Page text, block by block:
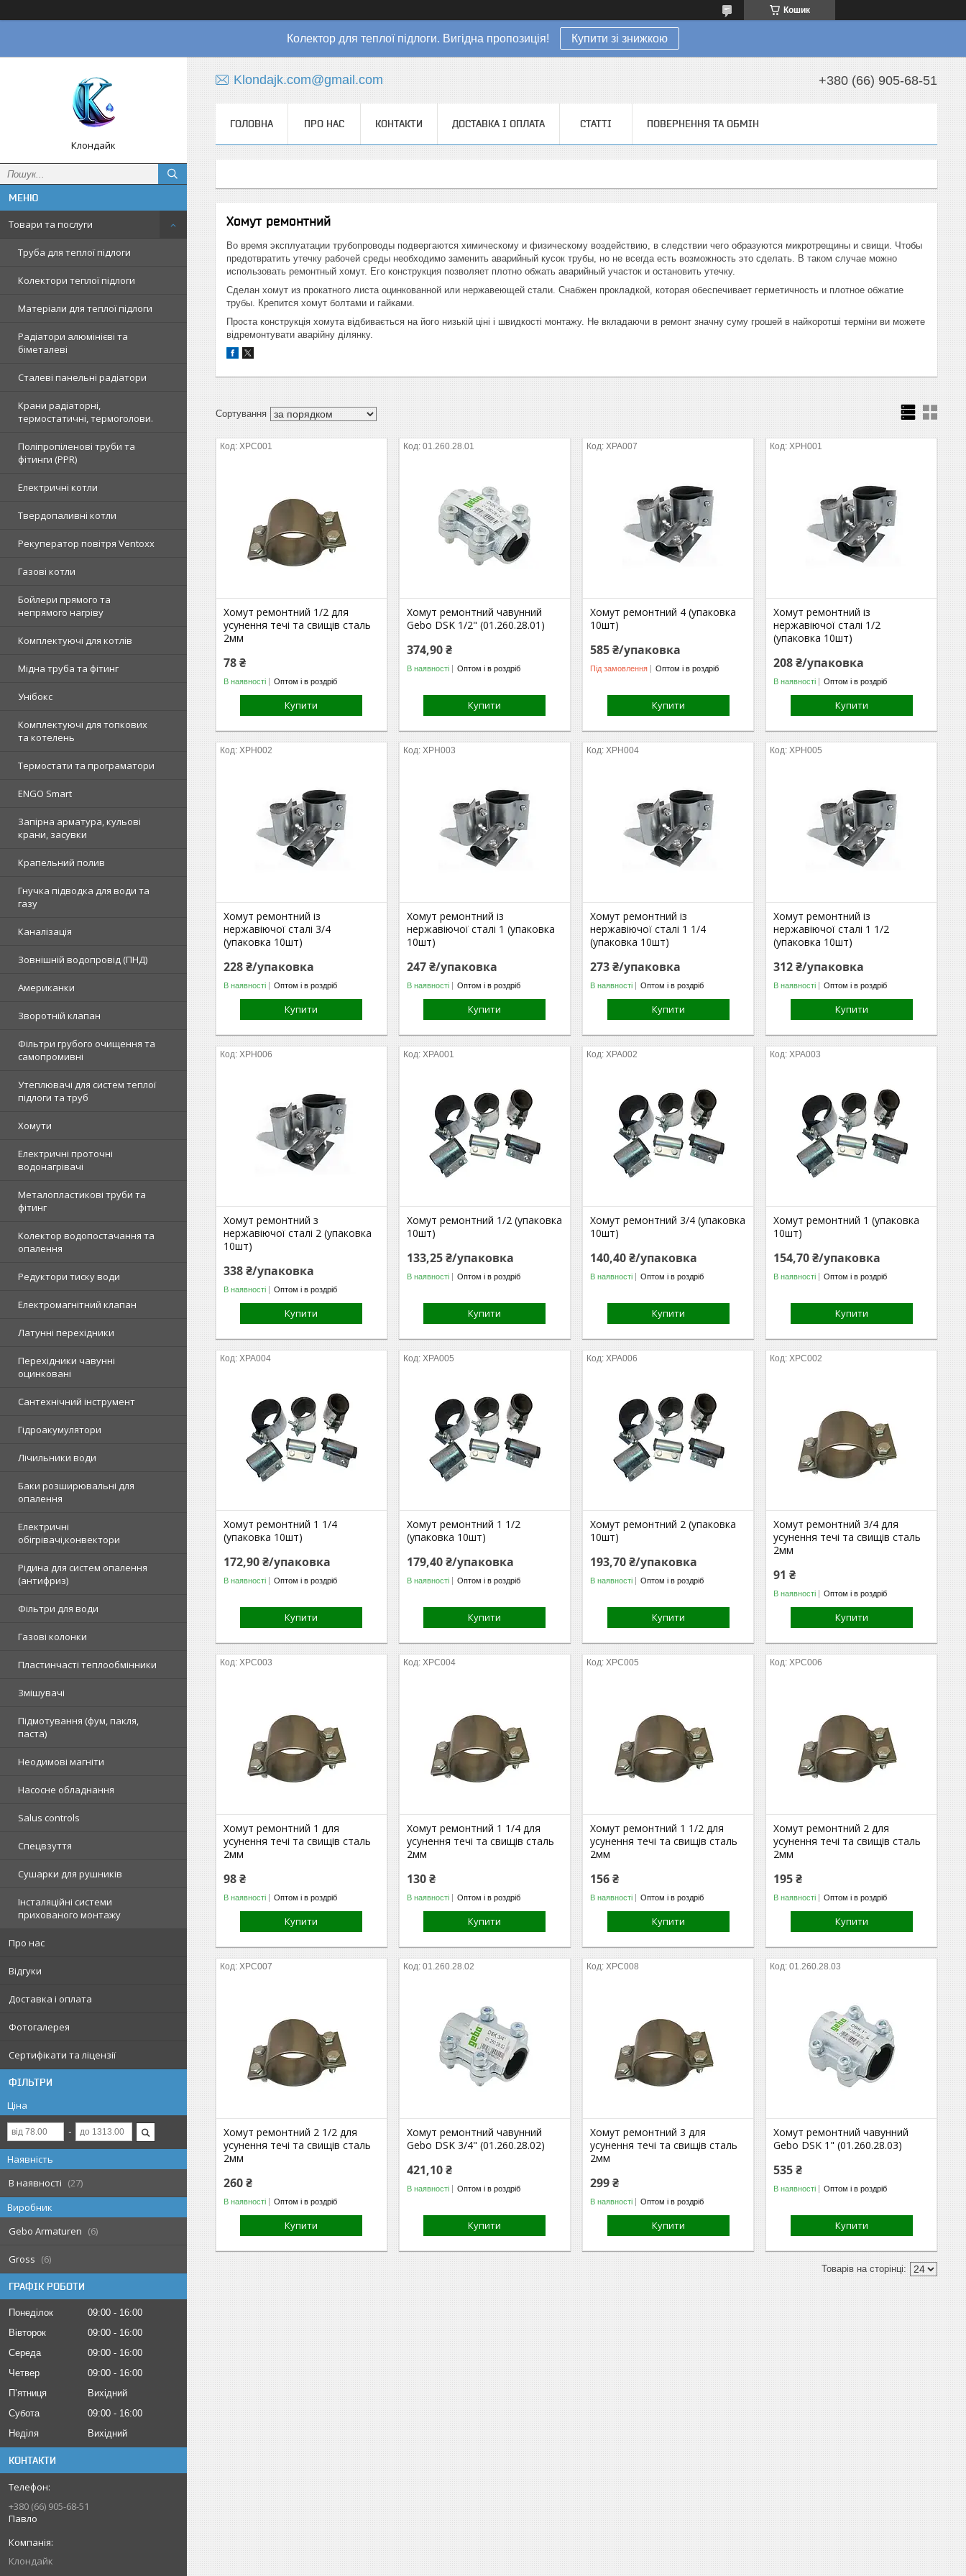
Кошик
Колектор для теплої підлоги. Вигідна пропозиція! Купити зі знижкою
Клондайк
Товари та послуги
Труба для теплої підлоги
Колектори теплої підлоги
Матеріали для теплої підлоги
Радіатори алюмінієві та
біметалеві
Сталеві панельні радіатори
Крани радіаторні,
термостатичні, термоголови.
Поліпропіленові труби та
фітинги (PPR)
Електричні котли
Твердопаливні котли
Рекуператор повітря Ventoxx
Газові котли
Бойлери прямого та
непрямого нагріву
Комплектуючі для котлів
Мідна труба та фітинг
Унібокс
Комплектуючі для топкових
та котелень
Термостати та програматори
ENGO Smart
Запірна арматура, кульові
крани, засувки
Крапельний полив
Гнучка підводка для води та
газу
Каналізація
Зовнішній водопровід (ПНД)
Американки
Зворотній клапан
Фільтри грубого очищення та
самопромивні
Утеплювачі для систем теплої
підлоги та труб
Хомути
Електричні проточні
водонагрівачі
Металопластикові труби та
фітинг
Колектор водопостачання та
опалення
Редуктори тиску води
Електромагнітний клапан
Латунні перехідники
Перехідники чавунні
оцинковані
Сантехнічний інструмент
Гідроакумулятори
Лічильники води
Баки розширювальні для
опалення
Електричні
обігрівачі,конвектори
Рідина для систем опалення
(антифриз)
Фільтри для води
Газові колонки
Пластинчасті теплообмінники
Змішувачі
Підмотування (фум, пакля,
паста)
Неодимові магніти
Насосне обладнання
Salus controls
Спецвзуття
Сушарки для рушників
Інсталяційні системи
прихованого монтажу
Про нас
Відгуки
Доставка і оплата
Фотогалерея
Сертифікати та ліцензії
ФІЛЬТРИ
Ціна
Наявність
В наявності
27
Виробник
Gebo Armaturen
6
Gross 6
ГРАФІК РОБОТИ
Понеділок 09:00
16:00
Вівторок
09:00
16:00
Середа
09:00
16:00
Четвер
09:00
16:00
Пʼятниця
Вихідний
Субота
09:00
16:00
Неділя
Вихідний
КОНТАКТИ
+380 (66) 905-68-51
Павло
Клондайк
Klondajk.com@gmail.com +380 (66) 905-68-51
ГОЛОВНА ПРО НАС КОНТАКТИ ДОСТАВКА І ОПЛАТА СТАТТІ ПОВЕРНЕННЯ ТА ОБМІН
Хомут ремонтний
Во время эксплуатации трубопроводы подвергаются химическому и физическому воздействию, в следствии чего образуются микротрещины и свищи. Чтобы
предотвратить утечку рабочей среды необходимо заменить аварийный кусок трубы, но не всегда есть возможность это сделать. В таком случае можно
использовать ремонтный хомут. Его конструкция позволяет плотно обжать аварийный участок и остановить утечку.
Сделан хомут из прокатного листа оцинкованной или нержавеющей стали. Снабжен прокладкой, которая обеспечивает герметичность и плотное обжатие
трубы. Крепится хомут болтами и гайками.
Проста конструкція хомута відбивається на його низькій ціні і швидкості монтажу. Не вкладаючи в ремонт значну суму грошей в найкоротші терміни ви можете
відремонтувати аварійну ділянку.
ХРС001
Хомут ремонтний 1/2 для
усунення течі та свищів сталь
2мм
78 ₴
В наявності Оптом і в роздріб
Купити
01.260.28.01
Хомут ремонтний чавунний
Gebo DSK 1/2" (01.260.28.01)
374,90 ₴
В наявності Оптом і в роздріб
Купити
ХРА007
Хомут ремонтний 4 (упаковка
10шт)
585 ₴/упаковка
Під замовлення Оптом і в роздріб
Купити
ХРН001
Хомут ремонтний із
нержавіючої сталі 1/2
(упаковка 10шт)
208 ₴/упаковка
В наявності Оптом і в роздріб
Купити
ХРН002
Хомут ремонтний із
нержавіючої сталі 3/4
(упаковка 10шт)
228 ₴/упаковка
В наявності Оптом і в роздріб
Купити
ХРН003
Хомут ремонтний із
нержавіючої сталі 1 (упаковка
10шт)
247 ₴/упаковка
В наявності Оптом і в роздріб
Купити
ХРН004
Хомут ремонтний із
нержавіючої сталі 1 1/4
(упаковка 10шт)
273 ₴/упаковка
В наявності Оптом і в роздріб
Купити
ХРН005
Хомут ремонтний із
нержавіючої сталі 1 1/2
(упаковка 10шт)
312 ₴/упаковка
В наявності Оптом і в роздріб
Купити
ХРН006
Хомут ремонтний з
нержавіючої сталі 2 (упаковка
10шт)
338 ₴/упаковка
В наявності Оптом і в роздріб
Купити
ХРА001
Хомут ремонтний 1/2 (упаковка
10шт)
133,25 ₴/упаковка
В наявності Оптом і в роздріб
Купити
ХРА002
Хомут ремонтний 3/4 (упаковка
10шт)
140,40 ₴/упаковка
В наявності Оптом і в роздріб
Купити
ХРА003
Хомут ремонтний 1 (упаковка
10шт)
154,70 ₴/упаковка
В наявності Оптом і в роздріб
Купити
ХРА004
Хомут ремонтний 1 1/4
(упаковка 10шт)
172,90 ₴/упаковка
В наявності Оптом і в роздріб
Купити
ХРА005
Хомут ремонтний 1 1/2
(упаковка 10шт)
179,40 ₴/упаковка
В наявності Оптом і в роздріб
Купити
ХРА006
Хомут ремонтний 2 (упаковка
10шт)
193,70 ₴/упаковка
В наявності Оптом і в роздріб
Купити
ХРС002
Хомут ремонтний 3/4 для
усунення течі та свищів сталь
2мм
91 ₴
В наявності Оптом і в роздріб
Купити
ХРС003
Хомут ремонтний 1 для
усунення течі та свищів сталь
2мм
98 ₴
В наявності Оптом і в роздріб
Купити
ХРС004
Хомут ремонтний 1 1/4 для
усунення течі та свищів сталь
2мм
130 ₴
В наявності Оптом і в роздріб
Купити
ХРС005
Хомут ремонтний 1 1/2 для
усунення течі та свищів сталь
2мм
156 ₴
В наявності Оптом і в роздріб
Купити
ХРС006
Хомут ремонтний 2 для
усунення течі та свищів сталь
2мм
195 ₴
В наявності Оптом і в роздріб
Купити
ХРС007
Хомут ремонтний 2 1/2 для
усунення течі та свищів сталь
2мм
260 ₴
В наявності Оптом і в роздріб
Купити
01.260.28.02
Хомут ремонтний чавунний
Gebo DSK 3/4" (01.260.28.02)
421,10 ₴
В наявності Оптом і в роздріб
Купити
ХРС008
Хомут ремонтний 3 для
усунення течі та свищів сталь
2мм
299 ₴
В наявності Оптом і в роздріб
Купити
01.260.28.03
Хомут ремонтний чавунний
Gebo DSK 1" (01.260.28.03)
535 ₴
В наявності Оптом і в роздріб
Купити